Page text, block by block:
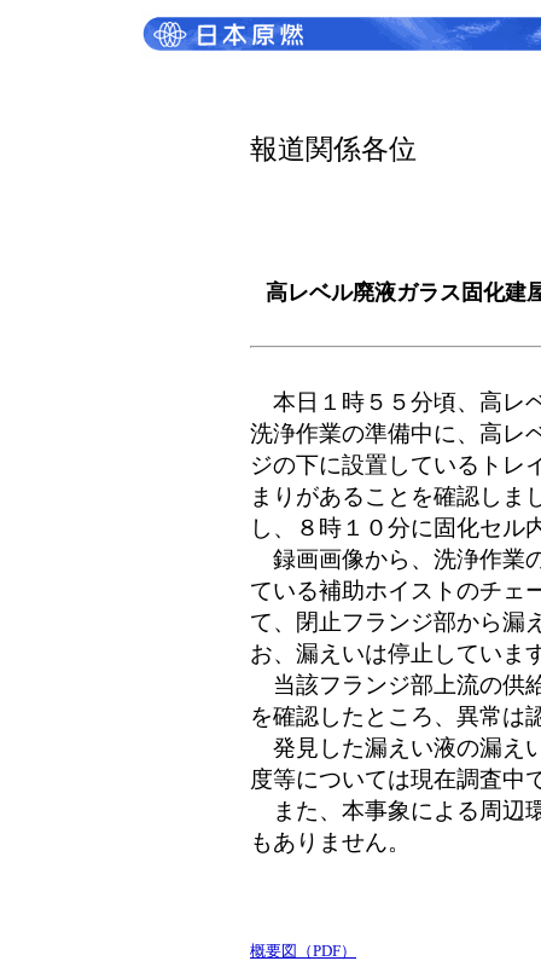
報道関係各位
高レベル廃液ガラス固化建
本日１時５５分頃、高レ
洗浄作業の準備中に、高レ
ジの下に設置しているトレ
まりがあることを確認しま
し、８時１０分に固化セル
録画画像から、洗浄作業
ている補助ホイストのチェ
て、閉止フランジ部から漏
お、漏えいは停止していま
当該フランジ部上流の供
を確認したところ、異常は
発見した漏えい液の漏え
度等については現在調査中
また、本事象による周辺
もありません。
概要図（PDF）